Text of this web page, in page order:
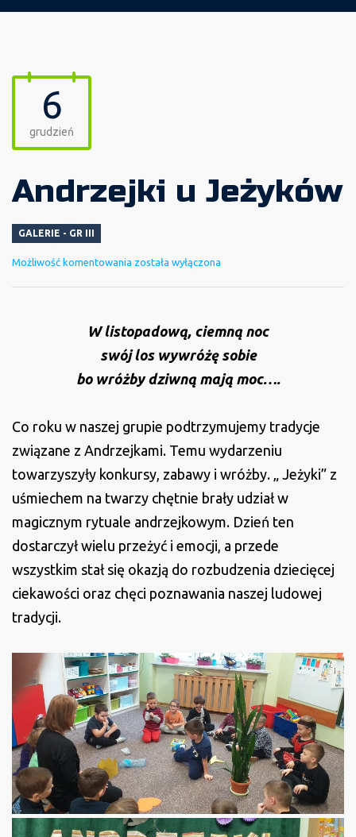
6
grudzień
Andrzejki u Jeżyków
GALERIE - GR III
Możliwość komentowania Andrzejki
została wyłączona
W listopadową, ciemną noc
swój los wywróżę sobie
bo wróżby dziwną mają moc….
Co roku w naszej grupie podtrzymujemy tradycje
związane z Andrzejkami. Temu wydarzeniu
towarzyszyły konkursy, zabawy i wróżby. „ Jeżyki” z
uśmiechem na twarzy chętnie brały udział w
magicznym rytuale andrzejkowym. Dzień ten
dostarczył wielu przeżyć i emocji, a przede
wszystkim stał się okazją do rozbudzenia dziecięcej
ciekawości oraz chęci poznawania naszej ludowej
tradycji.